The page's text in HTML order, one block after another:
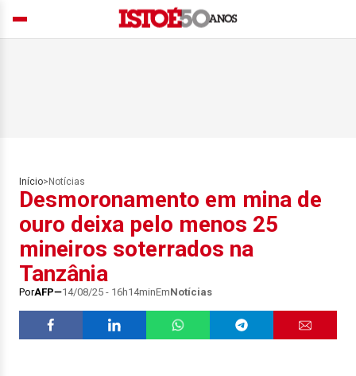
Início> Notícias
Desmoronamento em mina de
ouro deixa pelo menos 25
mineiros soterrados na
Tanzânia
PorAFP 14/08/25 - 16h14minEmNotícias